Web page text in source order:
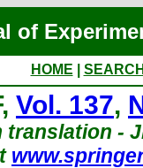
of
HOME
Vol. 137,
-